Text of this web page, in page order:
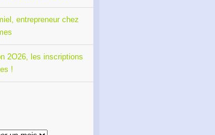
entrepreneur chez
2O26, les inscriptions
!